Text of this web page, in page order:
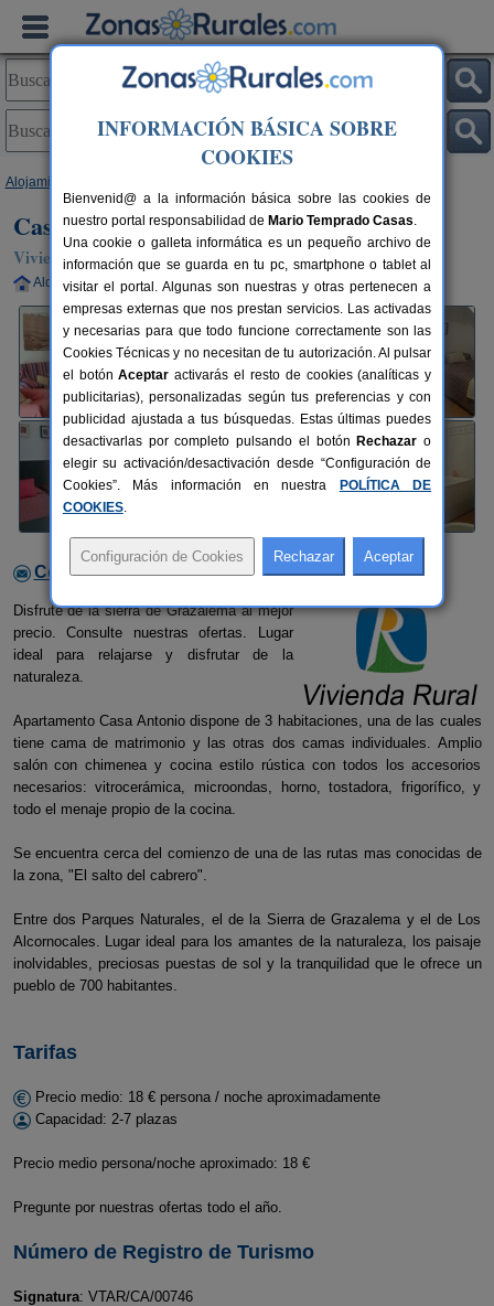
Alojamientos
Casa Antonio
Vivienda turística en Benaocaz (Cádiz)
Alquiler completo 2-7 plazas 110 km de Cádiz
Contactar con el alojamiento
Disfrute de la sierra de Grazalema al mejor
precio. Consulte nuestras ofertas. Lugar
ideal para relajarse y disfrutar de la
naturaleza.
Apartamento Casa Antonio dispone de 3 habitaciones, una de las cuales
tiene cama de matrimonio y las otras dos camas individuales. Amplio
salón con chimenea y cocina estilo rústica con todos los accesorios
necesarios: vitrocerámica, microondas, horno, tostadora, frigorífico, y
todo el menaje propio de la cocina.
Se encuentra cerca del comienzo de una de las rutas mas conocidas de
la zona, "El salto del cabrero".
Entre dos Parques Naturales, el de la Sierra de Grazalema y el de Los
Alcornocales. Lugar ideal para los amantes de la naturaleza, los paisaje
inolvidables, preciosas puestas de sol y la tranquilidad que le ofrece un
pueblo de 700 habitantes.
Tarifas
Precio medio: 18 € persona / noche aproximadamente
Capacidad: 2-7 plazas
Precio medio persona/noche aproximado: 18 €
Pregunte por nuestras ofertas todo el año.
Número de Registro de Turismo
Signatura: VTAR/CA/00746
INFORMACIÓN BÁSICA SOBRE
COOKIES
Bienvenid@ a la información básica sobre las cookies de
nuestro portal responsabilidad de Mario Temprado Casas.
Una cookie o galleta informática es un pequeño archivo de
información que se guarda en tu pc, smartphone o tablet al
visitar el portal. Algunas son nuestras y otras pertenecen a
empresas externas que nos prestan servicios. Las activadas
y necesarias para que todo funcione correctamente son las
Cookies Técnicas y no necesitan de tu autorización. Al pulsar
el botónAceptar activarás el resto de cookies (analíticas y
publicitarias), personalizadas según tus preferencias y con
publicidad ajustada a tus búsquedas. Estas últimas puedes
desactivarlas por completo pulsando el botón Rechazar o
elegir su activación/desactivación desde “Configuración de
Cookies”. Más información en nuestra
POLÍTICA DE
COOKIES.